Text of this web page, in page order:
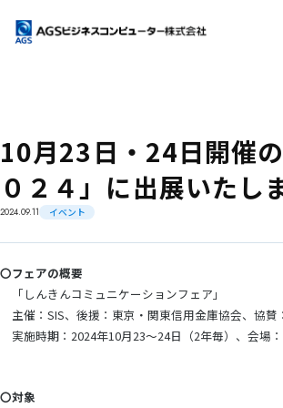
トップメッセージ
企業理念
サステナビリティ
サービス案内
Power i クラウド
・IBMi(旧AS/400)/保守支援運用
IBM i（旧AS/400）モダナイゼーションサービス
「LANSAファミリー」
kintone開発/導入支援サービス
OBC奉行シリーズ
導入事例
お知らせ
よくあるご質問
資料ダウンロード
10月23日・24日開催
０２４」に出展いたしま
2024.09.11 イベント
〇フェアの概要
「しんきんコミュニケーションフェア」
主催：SIS、後援：東京・関東信用金庫協会、協
実施時期：2024年10月23～24日（2年毎）、会場
〇対象